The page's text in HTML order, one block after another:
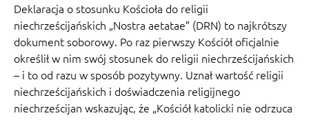
Deklaracja o stosunku Kościoła do religii
niechrześcijańskich „Nostra aetatae” (DRN) to najkrótszy
dokument soborowy. Po raz pierwszy Kościół oficjalnie
określił w nim swój stosunek do religii niechrześcijańskich
– i to od razu w sposób pozytywny. Uznał wartość religii
niechrześcijańskich i doświadczenia religijnego
niechrześcijan wskazując, że „Kościół katolicki nie odrzuca